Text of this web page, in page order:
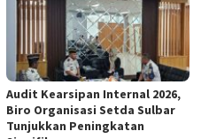
Audit Kearsipan Internal 2026,
Biro Organisasi Setda Sulbar
Tunjukkan Peningkatan